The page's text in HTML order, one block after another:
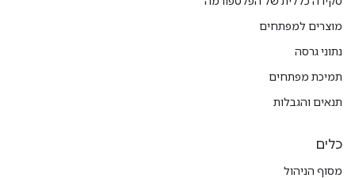
מוצרים למפתחים
נתוני גרסה
תמיכת מפתחים
תנאים והגבלות
כלים
מסוף הניהול